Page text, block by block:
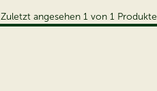
Zuletzt angesehen 1 von 1 Produkte